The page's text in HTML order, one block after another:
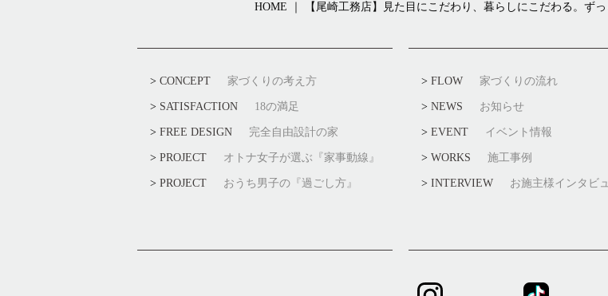
HOME ｜ 【尾崎工務店】見た目にこだわり、暮らしにこだわる。ず
CONCEPT 家づくりの考え方
SATISFACTION 18の満足
FREE DESIGN 完全自由設計の家
PROJECT オトナ女子が選ぶ『家事動線』
PROJECT おうち男子の『過ごし方』
FLOW 家づくりの流れ
NEWS お知らせ
EVENT イベント情報
WORKS 施工事例
INTERVIEW お施主様インタビ